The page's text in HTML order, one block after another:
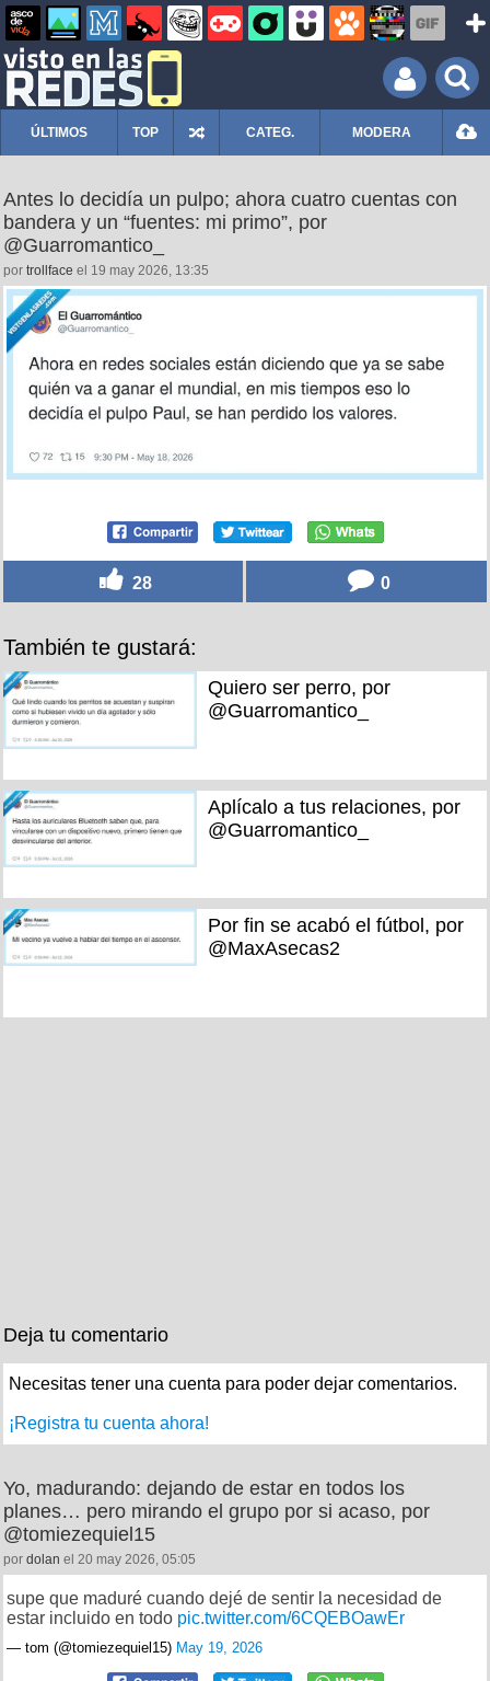
ÚLTIMOS TOP CATEG. MODERA
Antes lo decidía un pulpo; ahora cuatro cuentas con
bandera y un “fuentes: mi primo”, por
@Guarromantico_
por trollface el 19 may 2026, 13:35
28 0
También te gustará:
Quiero ser perro, por
@Guarromantico_
Aplícalo a tus relaciones, por
@Guarromantico_
Por fin se acabó el fútbol, por
@MaxAsecas2
Deja tu comentario
Necesitas tener una cuenta para poder dejar comentarios.
¡Registra tu cuenta ahora!
Yo, madurando: dejando de estar en todos los
planes… pero mirando el grupo por si acaso, por
@tomiezequiel15
por dolan el 20 may 2026, 05:05
supe que maduré cuando dejé de sentir la necesidad de
estar incluido en todo pic.twitter.com/6CQEBOawEr
— tom (@tomiezequiel15) May 19, 2026